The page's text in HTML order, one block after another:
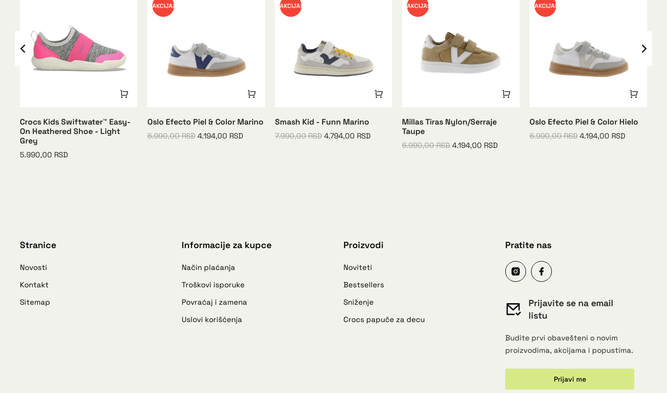
Crocs Kids Swiftwater™ Easy-
On Heathered Shoe - Light
Grey
5.990,00 RSD
AKCIJA!
Oslo Efecto Piel & Color Marino
6.990,00RSD 4.194,00 RSD
AKCIJA!
Smash Kid - Funn Marino
7.990,00RSD 4.794,00 RSD
AKCIJA!
Millas Tiras Nylon/Serraje
Taupe
6.990,00RSD 4.194,00 RSD
AKCIJA!
Oslo Efecto Piel & Color Hielo
6.990,00RSD 4.194,00 RSD
Stranice
Novosti
Kontakt
Sitemap
Informacije za kupce
Način plaćanja
Troškovi isporuke
Povraćaj i zamena
Uslovi korišćenja
Proizvodi
Noviteti
Bestsellers
Sniženje
Crocs papuče za decu
Pratite nas
Prijavite se na email
listu
Budite prvi obavešteni o novim
proizvodima, akcijama i popustima.
Prijavi me